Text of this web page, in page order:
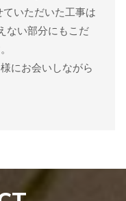
ていただいた工事は
ない部分にもこだ
にお会いしながら